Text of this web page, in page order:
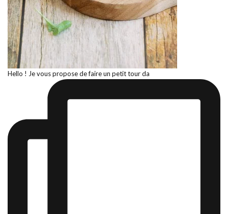
Hello ! Je vous propose de faire un petit tour da